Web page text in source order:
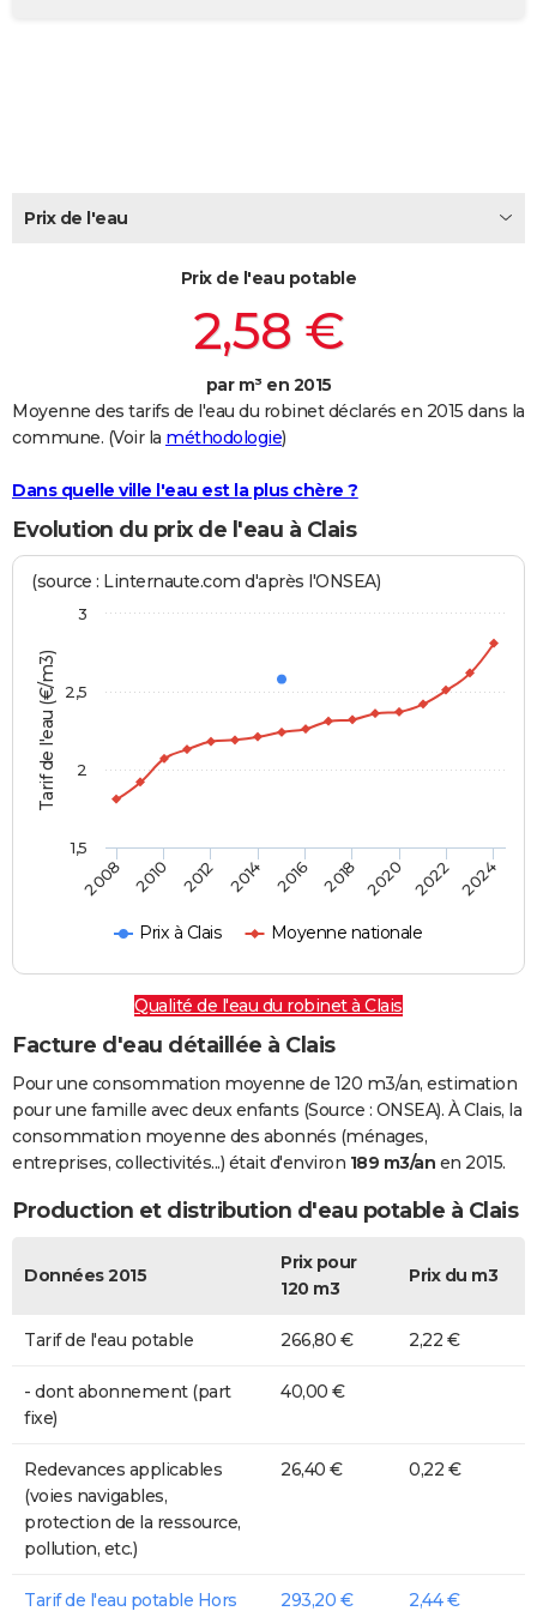
Carte de Noël
Carte Bonne année
Carte Saint-Valentin
Carte Pâques
Carte d'anniversaire
DICTIONNAIRE
FORUM
Prix de l'eau
Prix de l'eau potable
2,58 €
par m³ en 2015
Moyenne des tarifs de l'eau du robinet déclarés en 2015 dans la
commune. (Voir la méthodologie)
Dans quelle ville l'eau est la plus chère ?
Evolution du prix de l'eau à Clais
Tarif de l'eau (€/m3)
(source : Linternaute.com d'après l'ONSEA)
Prix à Clais Moyenne nationale
2008 2010 2012 2014 2016 2018 2020 2022 2024
2
2,5
3
1,5
Qualité de l'eau du robinet à Clais
Facture d'eau détaillée à Clais
Pour une consommation moyenne de 120 m3/an, estimation
pour une famille avec deux enfants (Source : ONSEA). À Clais, la
consommation moyenne des abonnés (ménages,
entreprises, collectivités...) était d'environ 189 m3/an en 2015.
Production et distribution d'eau potable à Clais
Données 2015
Prix pour
120 m3
Prix du m3
Tarif de l'eau potable 266,80 € 2,22 €
- dont abonnement (part
fixe)
40,00 €
Redevances applicables
(voies navigables,
protection de la ressource,
pollution, etc.)
26,40 € 0,22 €
Tarif de l'eau potable Hors 293,20 € 2,44 €